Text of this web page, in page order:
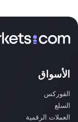
الأسواق
الفوركس
السلع
العملات الرقمية